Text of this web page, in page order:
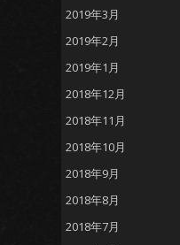
2019年3月
2019年2月
2019年1月
2018年12月
2018年11月
2018年10月
2018年9月
2018年8月
2018年7月